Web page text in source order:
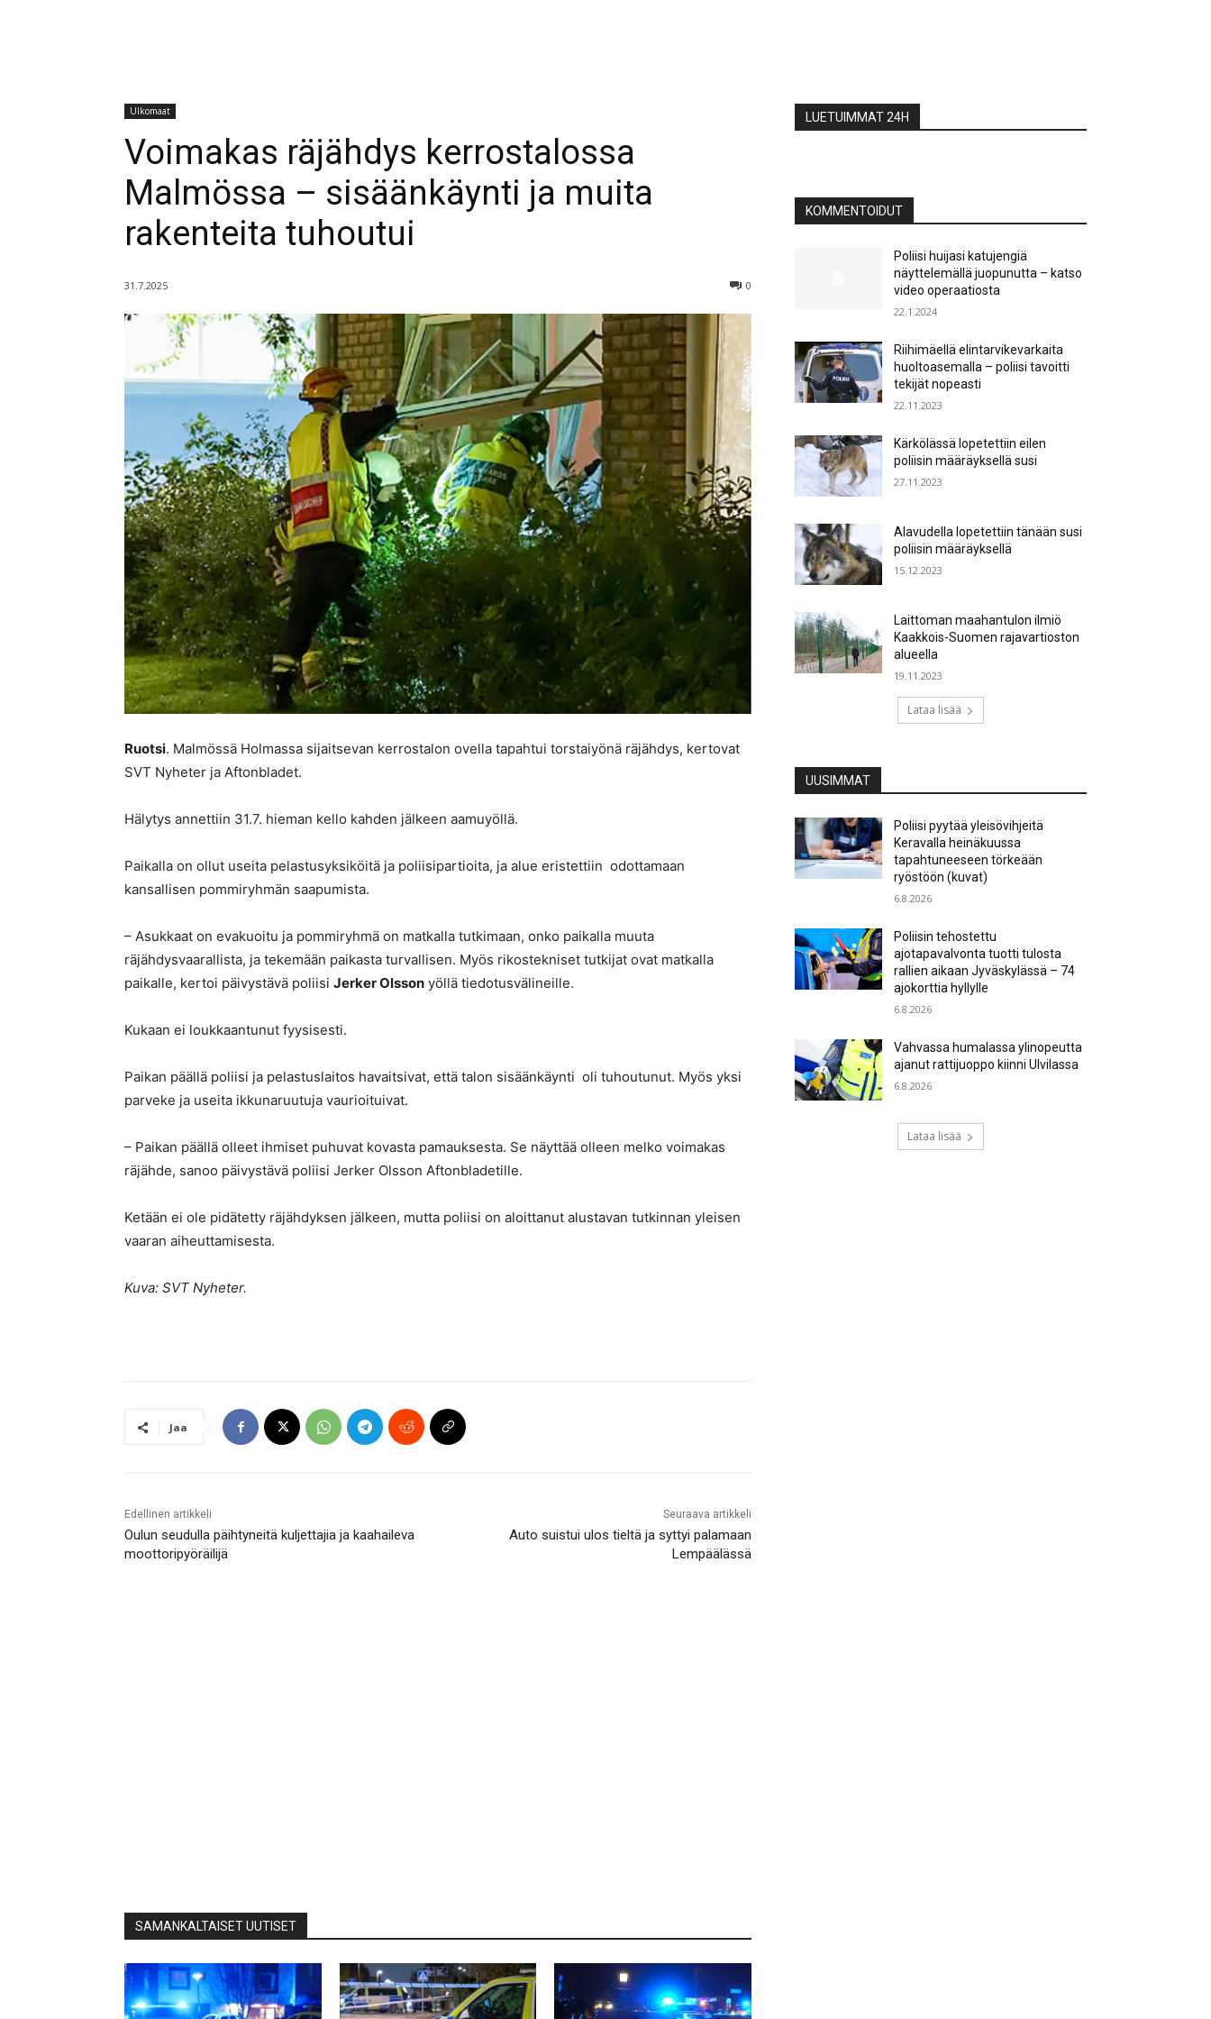
Ulkomaat
Voimakas räjähdys kerrostalossa
Malmössa – sisäänkäynti ja muita
rakenteita tuhoutui
31.7.2025 0
Ruotsi. Malmössä Holmassa sijaitsevan kerrostalon ovella tapahtui torstaiyönä räjähdys, kertovat
SVT Nyheter ja Aftonbladet.
Hälytys annettiin 31.7. hieman kello kahden jälkeen aamuyöllä.
Paikalla on ollut useita pelastusyksiköitä ja poliisipartioita, ja alue eristettiin odottamaan
kansallisen pommiryhmän saapumista.
– Asukkaat on evakuoitu ja pommiryhmä on matkalla tutkimaan, onko paikalla muuta
räjähdysvaarallista, ja tekemään paikasta turvallisen. Myös rikostekniset tutkijat ovat matkalla
paikalle, kertoi päivystävä poliisi Jerker Olsson yöllä tiedotusvälineille.
Kukaan ei loukkaantunut fyysisesti.
Paikan päällä poliisi ja pelastuslaitos havaitsivat, että talon sisäänkäynti oli tuhoutunut. Myös yksi
parveke ja useita ikkunaruutuja vaurioituivat.
– Paikan päällä olleet ihmiset puhuvat kovasta pamauksesta. Se näyttää olleen melko voimakas
räjähde, sanoo päivystävä poliisi Jerker Olsson Aftonbladetille.
Ketään ei ole pidätetty räjähdyksen jälkeen, mutta poliisi on aloittanut alustavan tutkinnan yleisen
vaaran aiheuttamisesta.
Kuva: SVT Nyheter.
Jaa
Edellinen artikkeli
Oulun seudulla päihtyneitä kuljettajia ja kaahaileva
moottoripyöräilijä
Seuraava artikkeli
Auto suistui ulos tieltä ja syttyi palamaan
Lempäälässä
SAMANKALTAISET UUTISET
LUETUIMMAT 24H
KOMMENTOIDUT
Poliisi huijasi katujengiä
näyttelemällä juopunutta – katso
video operaatiosta
22.1.2024
Riihimäellä elintarvikevarkaita
huoltoasemalla – poliisi tavoitti
tekijät nopeasti
22.11.2023
Kärkölässä lopetettiin eilen
poliisin määräyksellä susi
27.11.2023
Alavudella lopetettiin tänään susi
poliisin määräyksellä
15.12.2023
Laittoman maahantulon ilmiö
Kaakkois-Suomen rajavartioston
alueella
19.11.2023
Lataa lisää
UUSIMMAT
Poliisi pyytää yleisövihjeitä
Keravalla heinäkuussa
tapahtuneeseen törkeään
ryöstöön (kuvat)
6.8.2026
Poliisin tehostettu
ajotapavalvonta tuotti tulosta
rallien aikaan Jyväskylässä – 74
ajokorttia hyllylle
6.8.2026
Vahvassa humalassa ylinopeutta
ajanut rattijuoppo kiinni Ulvilassa
6.8.2026
Lataa lisää